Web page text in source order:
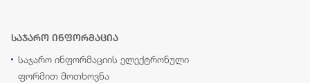
საჯარო ინფორმაცია
საჯარო ინფორმაციის ელექტრონული
ფორმით მოთხოვნა